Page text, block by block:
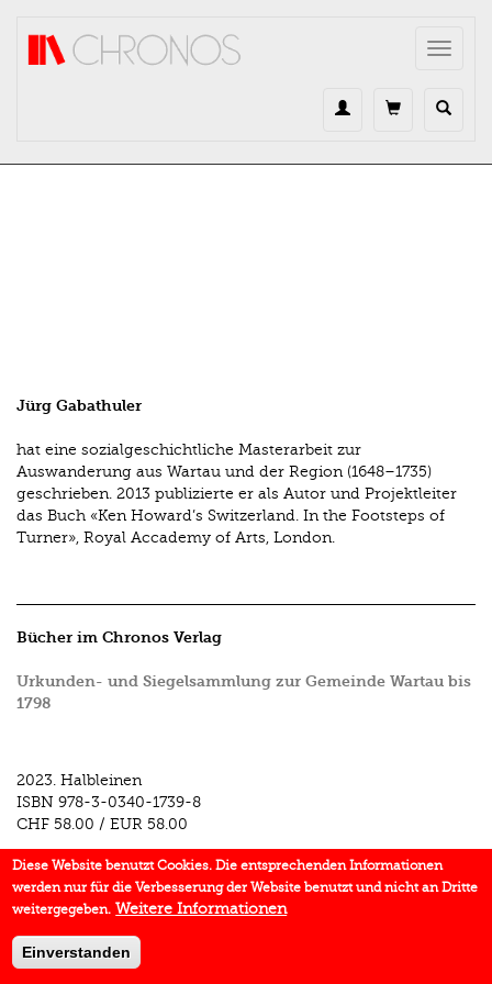
Toggle
Jürg Gabathuler
hat eine sozialgeschichtliche Masterarbeit zur
Auswanderung aus Wartau und der Region (1648–1735)
geschrieben. 2013 publizierte er als Autor und Projektleiter
das Buch «Ken Howard’s Switzerland. In the Footsteps of
Turner», Royal Accademy of Arts, London.
Bücher im Chronos Verlag
Urkunden- und Siegelsammlung zur Gemeinde Wartau bis
1798
2023. Halbleinen
ISBN 978-3-0340-1739-8
CHF 58.00 / EUR 58.00
Diese Website benutzt Cookies. Die entsprechenden Informationen
werden nur für die Verbesserung der Website benutzt und nicht an Dritte
weitergegeben. Weitere Informationen
Einverstanden